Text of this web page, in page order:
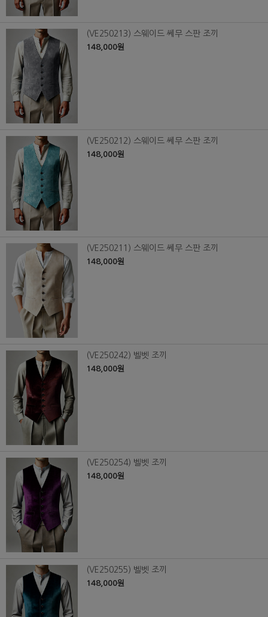
(VE250213) 스웨이드 쎄무 스판 조끼
148,000원
(VE250212) 스웨이드 쎄무 스판 조끼
148,000원
(VE250211) 스웨이드 쎄무 스판 조끼
148,000원
(VE250242) 벨벳 조끼
148,000원
(VE250254) 벨벳 조끼
148,000원
(VE250255) 벨벳 조끼
148,000원